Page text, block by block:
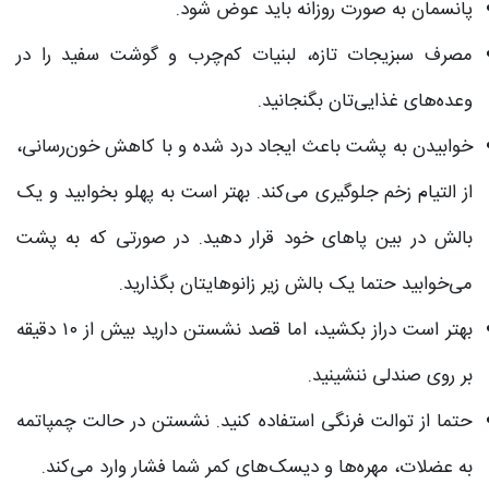
پانسمان به صورت روزانه باید عوض شود.
مصرف سبزیجات تازه، لبنیات کم‌چرب و گوشت سفید را در
وعده‌های غذایی‌تان بگنجانید.
خوابیدن به پشت باعث ایجاد درد شده و با کاهش خون‌رسانی،
از التیام زخم جلوگیری می‌کند. بهتر است به پهلو بخوابید و یک
بالش در بین پاهای خود قرار دهید. در صورتی که به پشت
می‌خوابید حتما یک بالش زیر زانوهایتان بگذارید.
بهتر است دراز بکشید، اما قصد نشستن دارید بیش از ۱۰ دقیقه
بر روی صندلی ننشینید.
حتما از توالت فرنگی استفاده کنید. نشستن در حالت چمپاتمه
به عضلات، مهره‌ها و دیسک‌های کمر شما فشار وارد می‌کند.